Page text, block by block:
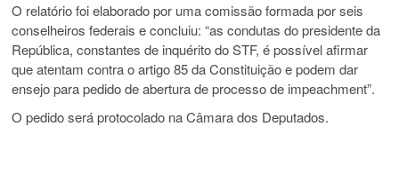
O relatório foi elaborado por uma comissão formada por seis
conselheiros federais e concluiu: “as condutas do presidente da
República, constantes de inquérito do STF, é possível afirmar
que atentam contra o artigo 85 da Constituição e podem dar
ensejo para pedido de abertura de processo de impeachment”.
O pedido será protocolado na Câmara dos Deputados.